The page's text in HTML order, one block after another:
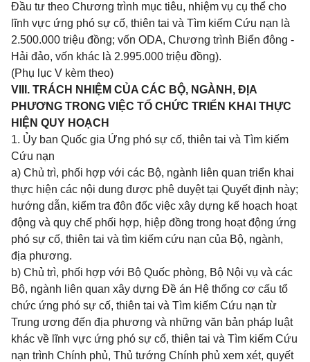
Đầu tư theo Chương trình mục tiêu, nhiệm vụ cụ thể cho
lĩnh vực ứng phó sự cố, thiên tai và Tìm kiếm Cứu nạn là
2.500.000 triệu đồng; vốn ODA, Chương trình Biển đông -
Hải đảo, vốn khác là 2.995.000 triệu đồng).
(Phụ lục V kèm theo)
VIII. TRÁCH NHIỆM CỦA CÁC BỘ, NGÀNH, ĐỊA
PHƯƠNG TRONG VIỆC TỔ CHỨC TRIỂN KHAI THỰC
HIỆN QUY HOẠCH
1. Ủy ban Quốc gia Ứng phó sự cố, thiên tai và Tìm kiếm
Cứu nạn
a) Chủ trì, phối hợp với các Bộ, ngành liên quan triển khai
thực hiện các nội dung được phê duyệt tại Quyết định này;
hướng dẫn, kiểm tra đôn đốc việc xây dựng kế hoạch hoạt
động và quy chế phối hợp, hiệp đồng trong hoạt động ứng
phó sự cố, thiên tai và tìm kiếm cứu nạn của Bộ, ngành,
địa phương.
b) Chủ trì, phối hợp với Bộ Quốc phòng, Bộ Nội vụ và các
Bộ, ngành liên quan xây dựng Đề án Hệ thống cơ cấu tổ
chức ứng phó sự cố, thiên tai và Tìm kiếm Cứu nạn từ
Trung ương đến địa phương và những văn bản pháp luật
khác về lĩnh vực ứng phó sự cố, thiên tai và Tìm kiếm Cứu
nạn trình Chính phủ, Thủ tướng Chính phủ xem xét, quyết